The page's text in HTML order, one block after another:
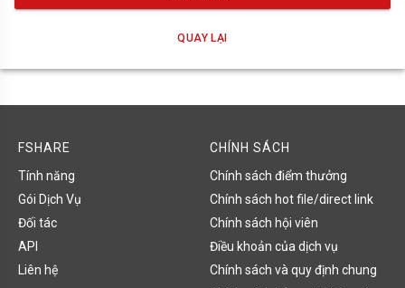
QUAY LẠI
FSHARE
Tính năng
Gói Dịch Vụ
Đối tác
API
Liên hệ
CHÍNH SÁCH
Chính sách điểm thưởng
Chính sách hot file/direct link
Chính sách hội viên
Điều khoản của dịch vụ
Chính sách và quy định chung